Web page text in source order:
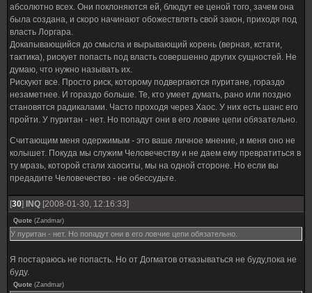
абсолютно всех. Они поклоняются ей, блюдут ее ценой того, зачем она
была создана, и скоро начинают обожествлять свой закон, приходя под
власть Лоргара.
Докапывающийся до смысла и вырывающий корень (верная, кстати,
тактика), рискует попасть под власть совершенно других сущностей. Не
думаю, что нужно называть их.
Рискуют все. Просто риск, которому подвергаются пуритане, гораздо
незаметнее. И гораздо больше. Те, кто умеет думать, рано или поздно
становятся радикалами. Часто проходя через Хаос. У них есть шанс его
пройти. У пуритан - нет. Но попадут они в его ловчие цепи обязательно.
Считающим меня одержимым - это ваше личное мнение, и меня оно не
колышет. Покуда мы служим Человечеству и не даем ему превратиться в
ту мразь, которой стали хаоситы, мы на одной стороне. Но если вы
предадите Человечество - не обессудьте.
[30] INQ [2008-01-30, 12:16:33]
Quote (Zandmar)
У пуритан - нет. Но попадут они в его ловчие цепи обязательно.
Я постараюсь не попасть. Но от Догматов отказываться не буду,пока не
буду.
Quote (Zandmar)